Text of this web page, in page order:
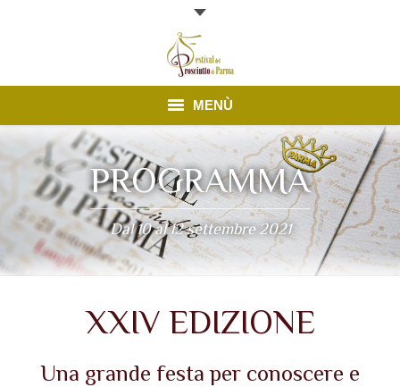
MENÙ
Edizione 2025
Finestre Aperte
News
Prosciutto di Parma
Contatti
PROGRAMMA
Dal 10 al 12 settembre 2021
XXIV EDIZIONE
Una grande festa per conoscere e